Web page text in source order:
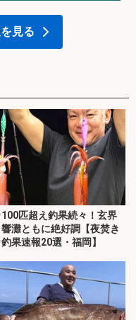
見る
100匹超え釣果続々！玄界
灘ともに絶好調【夜焚き
果速報20選・福岡】